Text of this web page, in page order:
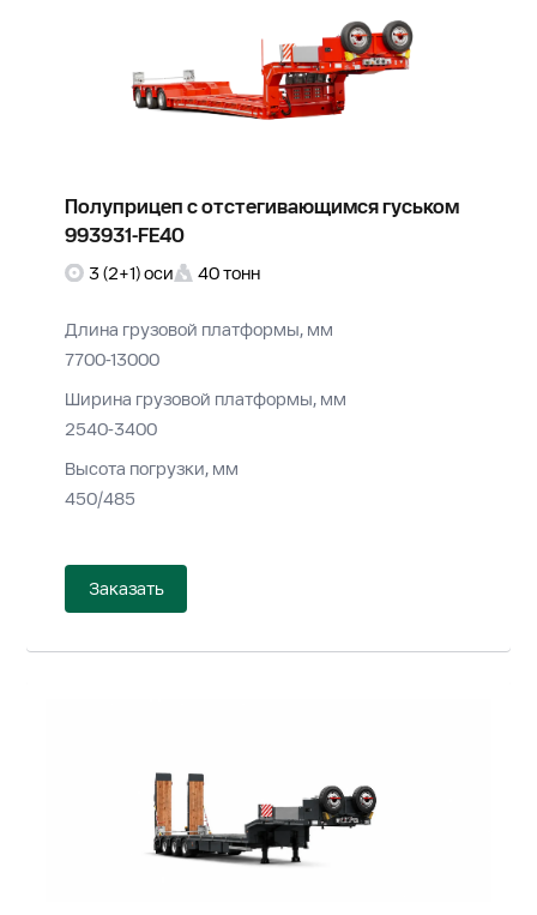
Полуприцеп с отстегивающимся гуськом
993931-FE40
3 (2+1) оси 40 тонн
Длина грузовой платформы, мм
7700-13000
Ширина грузовой платформы, мм
2540-3400
Высота погрузки, мм
450/485
Заказать